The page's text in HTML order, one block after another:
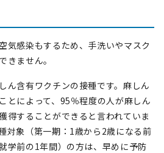
気感染もするため、手洗いやマスク
きません。
ん含有ワクチンの接種です。麻しん
とによって、95％程度の人が麻しん
得することができると言われていま
対象（第一期：1歳から2歳になる前
学前の1年間）の方は、早めに予防